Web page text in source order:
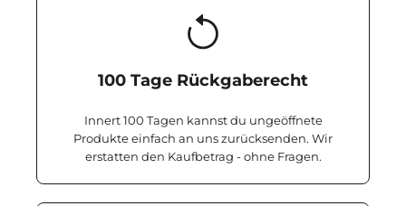
100 Tage Rückgaberecht
Innert 100 Tagen kannst du ungeöffnete
Produkte einfach an uns zurücksenden. Wir
erstatten den Kaufbetrag - ohne Fragen.